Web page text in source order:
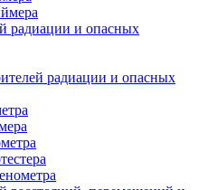
радиации и опасных
радиации и опасных